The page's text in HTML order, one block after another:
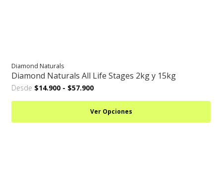
Diamond Naturals
Diamond Naturals All Life Stages 2kg y 15kg
Desde $14.900 - $57.900
Ver Opciones